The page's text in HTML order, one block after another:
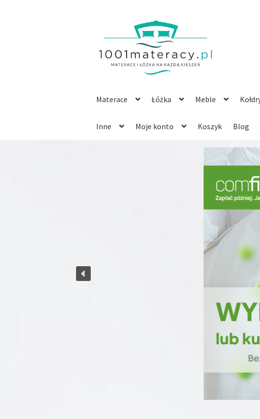
do
nawigacji
do
treści
Materace Łóżka Meble
Inne Moje konto Koszyk Blog